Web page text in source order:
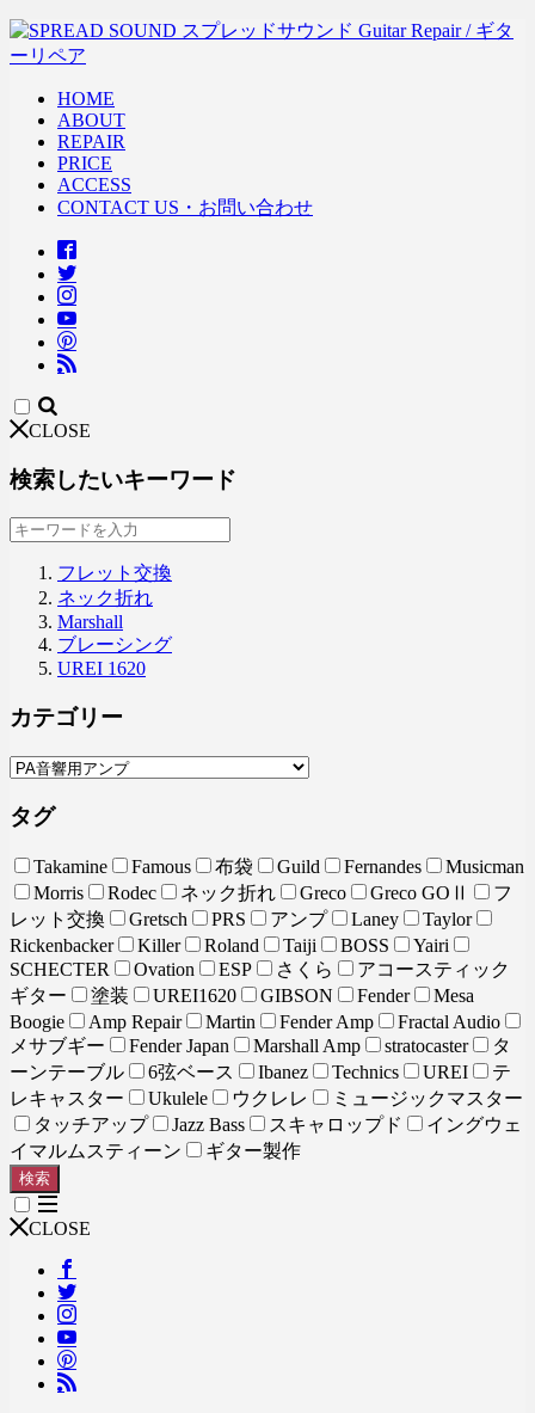
HOME
ABOUT
REPAIR
PRICE
ACCESS
CONTACT US・お問い合わせ
CLOSE
検索したいキーワード
フレット交換
ネック折れ
Marshall
ブレーシング
UREI 1620
カテゴリー
タグ
Takamine Famous 布袋 Guild Fernandes
Musicman
Morris
Rodec ネック折れ Greco Greco GOⅡ
フ
レット交換
Gretsch PRS アンプ Laney
Taylor
Rickenbacker
Killer Roland Taiji BOSS
Yairi
SCHECTER
Ovation ESP さくら
アコースティック
ギター
塗装 UREI1620 GIBSON Fender
Mesa
Boogie
Amp Repair Martin Fender Amp
Fractal Audio
メサブギー
Fender Japan Marshall Amp stratocaster
タ
ーンテーブル
6弦ベース Ibanez Technics UREI
テ
レキャスター
Ukulele ウクレレ
ミュージックマスター
タッチアップ
Jazz Bass スキャロップド
イングウェ
イマルムスティーン
ギター製作
検索
CLOSE